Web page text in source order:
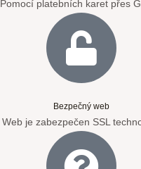
Pomocí platebních karet přes
Bezpečný web
Web je zabezpečen SSL